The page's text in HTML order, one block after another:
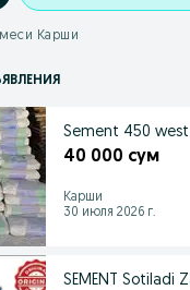
Карши
Sement 450
40 000 сум
Карши
30 июля 2026 г.
SEMENT Sotiladi